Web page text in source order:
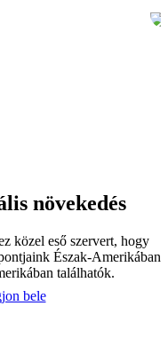
növekedés
közel eső szervert, hogy
Észak-Amerikában,
találhatók.
bele